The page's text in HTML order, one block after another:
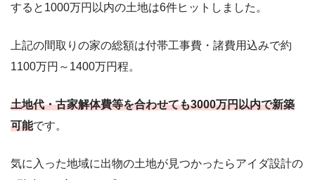
すると1000万円以内の土地は6件ヒットしました。
上記の間取りの家の総額は付帯工事費・諸費用込みで約
1100万円～1400万円程。
土地代・古家解体費等を合わせても3000万円以内で新築
可能です。
気に入った地域に出物の土地が見つかったらアイダ設計の